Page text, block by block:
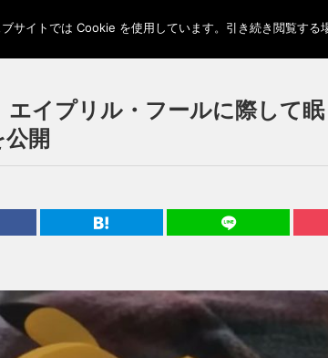
イプリル・フールに際して
開
サイトでは Cookie を使用しています。引き続き閲覧す